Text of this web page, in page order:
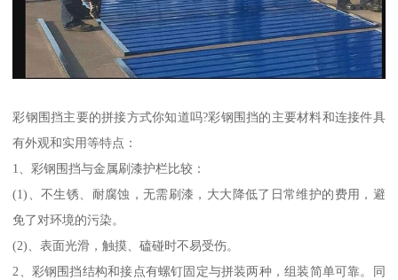
彩钢围挡主要的拼接方式你知道吗?彩钢围挡的主要材料和连接件具
有外观和实用等特点：
1、彩钢围挡与金属刷漆护栏比较：
(1)、不生锈、耐腐蚀，无需刷漆，大大降低了日常维护的费用，避
免了对环境的污染。
(2)、表面光滑，触摸、磕碰时不易受伤。
2、彩钢围挡结构和接点有螺钉固定与拼装两种，组装简单可靠。同